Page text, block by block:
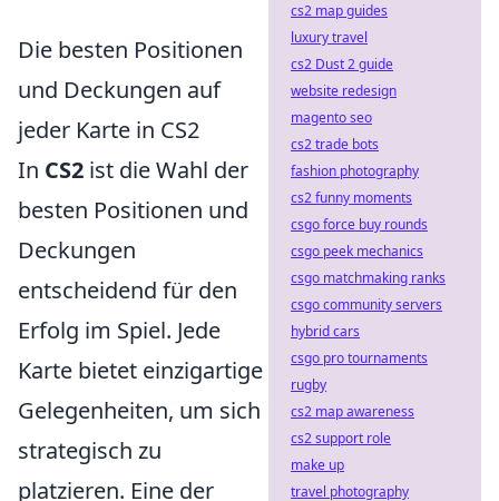
Die besten Positionen
und Deckungen auf
jeder Karte in CS2
In CS2 ist die Wahl der
besten Positionen und
Deckungen
entscheidend für den
Erfolg im Spiel. Jede
Karte bietet einzigartige
Gelegenheiten, um sich
strategisch zu
platzieren. Eine der
cs2 map guides
luxury travel
cs2 Dust 2 guide
website redesign
magento seo
cs2 trade bots
fashion photography
cs2 funny moments
csgo force buy rounds
csgo peek mechanics
csgo matchmaking ranks
csgo community servers
hybrid cars
csgo pro tournaments
rugby
cs2 map awareness
cs2 support role
make up
travel photography